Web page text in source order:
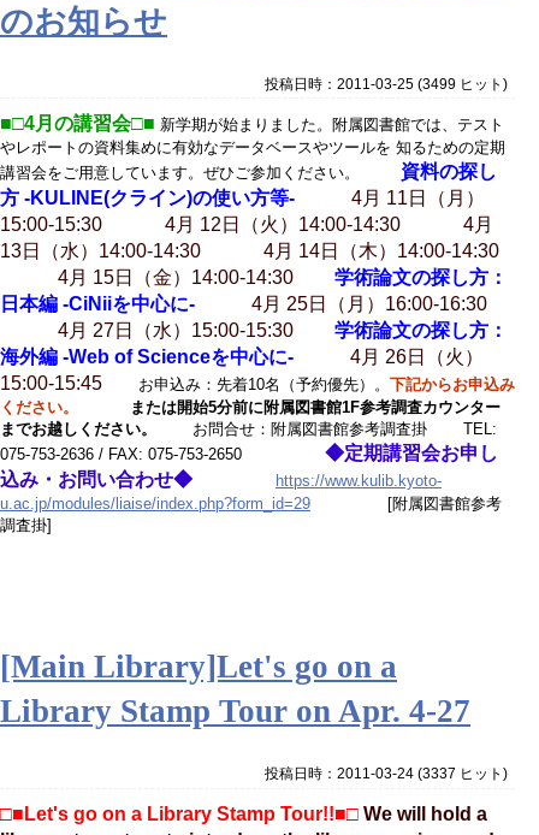
のお知らせ
投稿日時：2011-03-25(3499 ヒット )
■□4月の講習会□■ 新学期が始まりました。附属図書館では、テスト
やレポートの資料集めに有効なデータベースやツールを 知るための定期
講習会をご用意しています。ぜひご参加ください。 資料の探し
方 -KULINE(クライン)の使い方等-
4月 11日（月）
15:00-15:30 4月 12日（火）14:00-14:30 4月
13日（水）14:00-14:30 4月 14日（木）14:00-14:30
4月 15日（金）14:00-14:30
学術論文の探し方：
日本編 -CiNiiを中心に-
4月 25日（月）16:00-16:30
4月 27日（水）15:00-15:30
学術論文の探し方：
海外編 -Web of Scienceを中心に-
4月 26日（火）
15:00-15:45 お申込み：先着10名（予約優先）。 下記からお申込み
ください。
または開始5分前に附属図書館1F参考調査カウンター
までお越しください。
お問合せ：附属図書館参考調査掛 TEL:
075-753-2636 / FAX: 075-753-2650 ◆定期講習会お申し
込み・お問い合わせ◆
https://www.kulib.kyoto-
u.ac.jp/modules/liaise/index.php?form_id=29 [附属図書館参考
調査掛]
[Main Library]Let's go on a
Library Stamp Tour on Apr. 4-27
投稿日時：2011-03-24(3337 ヒット )
□■Let's go on a Library Stamp Tour!!■□ We will hold a